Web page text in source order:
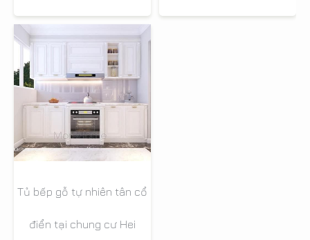
Tủ bếp gỗ tự nhiên tân cổ
điển tại chung cư Hei